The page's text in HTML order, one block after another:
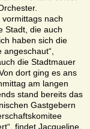
nach
Stadt, die auch
haben sich die
die Stadtmauer
dort ging es ans
am langen
stand bereits das
Gastgebern
findet Jacqueline.